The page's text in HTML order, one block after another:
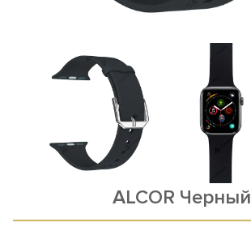
ALCOR Черный